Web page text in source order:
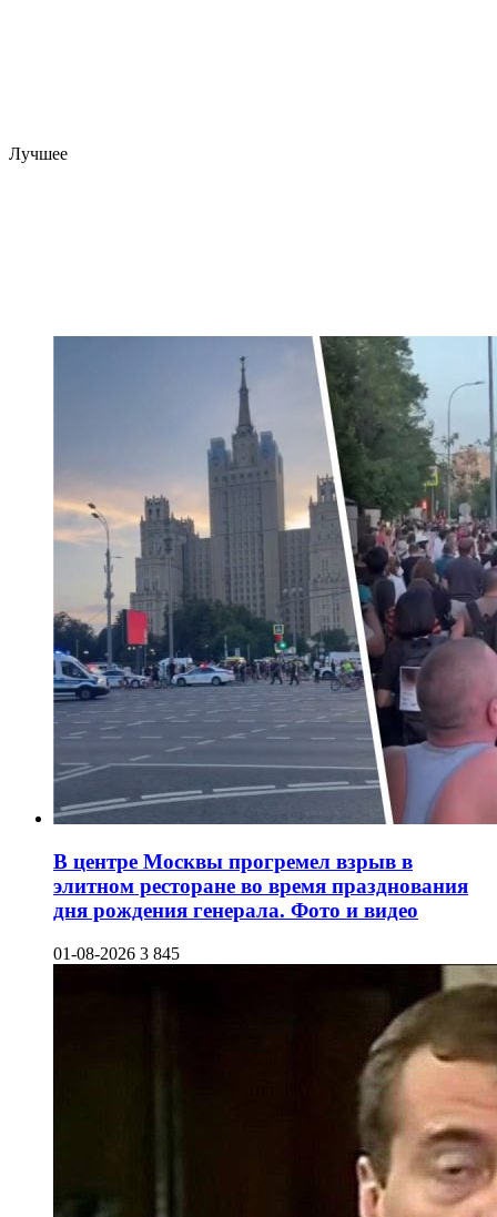
Лучшее
В центре Москвы прогремел взрыв в
элитном ресторане во время празднования
дня рождения генерала. Фото и видео
01-08-2026 3 845